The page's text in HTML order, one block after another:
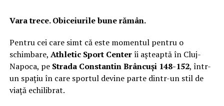
Vara trece. Obiceiurile bune rămân.
Pentru cei care simt că este momentul pentru o
schimbare, Athletic Sport Centerîi așteaptă în Cluj-
Napoca, pe Strada Constantin Brâncuși 148-152, într-
un spațiu în care sportul devine parte dintr-un stil de
viață echilibrat.